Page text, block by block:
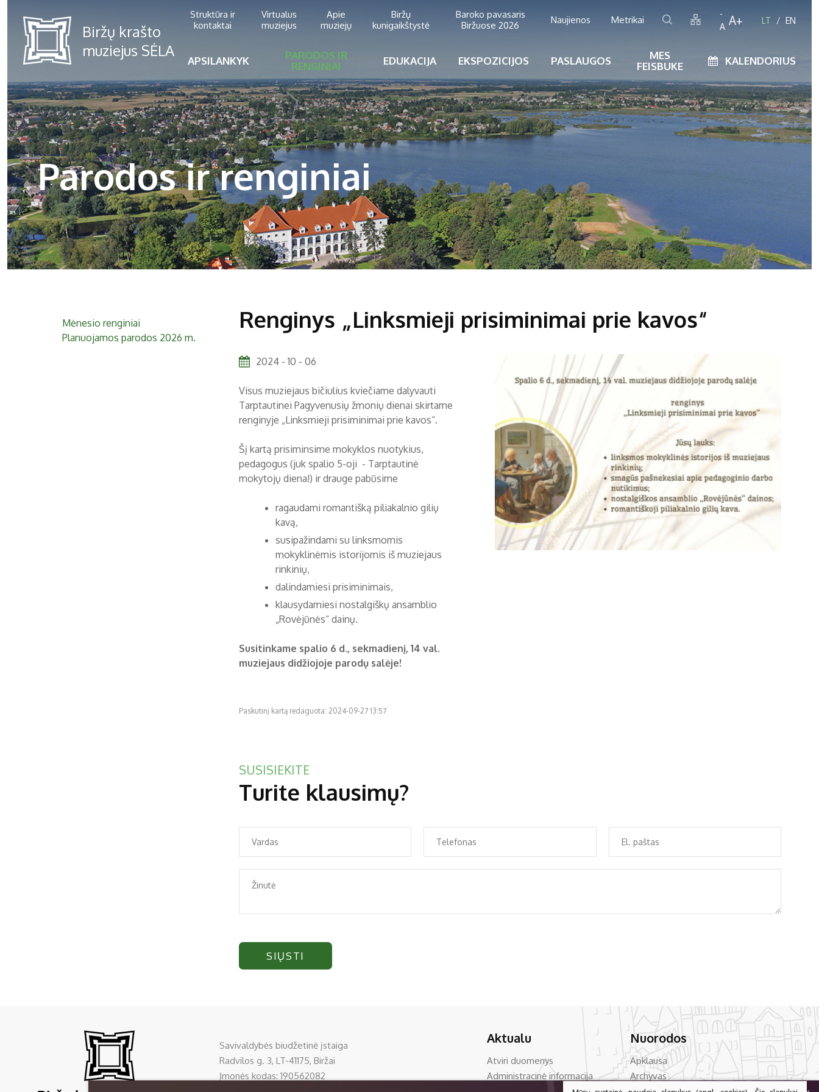
Struktūra ir
kontaktai
Virtualus
muziejus
Apie
muziejų
Biržų
kunigaikštystė
Baroko pavasaris
Biržuose 2026
Naujienos Metrikai
-
A A+ LT EN
APSILANKYK
PARODOS IR
RENGINIAI
EDUKACIJA EKSPOZICIJOS PASLAUGOS
MES
FEISBUKE
KALENDORIUS
Parodos ir renginiai
Mėnesio renginiai
Planuojamos parodos 2026 m.
Renginys „Linksmieji prisiminimai prie kavos“
2024 - 10 - 06
Visus muziejaus bičiulius kviečiame dalyvauti
Tarptautinei Pagyvenusių žmonių dienai skirtame
renginyje „Linksmieji prisiminimai prie kavos“.
Šį kartą prisiminsime mokyklos nuotykius,
pedagogus (juk spalio 5-oji - Tarptautinė
mokytojų diena!) ir drauge pabūsime
ragaudami romantišką piliakalnio gilių
kavą,
susipažindami su linksmomis
mokyklinėmis istorijomis iš muziejaus
rinkinių,
dalindamiesi prisiminimais,
klausydamiesi nostalgiškų ansamblio
„Rovėjūnės“ dainų.
Susitinkame spalio 6 d., sekmadienį, 14 val.
muziejaus didžiojoje parodų salėje!
Paskutinį kartą redaguota: 2024-09-27 13:57
SUSISIEKITE
Turite klausimų?
SIŲSTI
Savivaldybės biudžetinė įstaiga
Radvilos g. 3, LT-41175, Biržai
Įmonės kodas: 190562082
Aktualu
Atviri duomenys
Administracinė informacija
Nuorodos
Apklausa
Archyvas